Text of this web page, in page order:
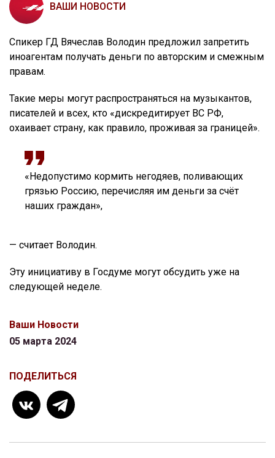
ВАШИ НОВОСТИ
Спикер ГД Вячеслав Володин предложил запретить
иноагентам получать деньги по авторским и смежным
правам.
Такие меры могут распространяться на музыкантов,
писателей и всех, кто «дискредитирует ВС РФ,
охаивает страну, как правило, проживая за границей».
«Недопустимо кормить негодяев, поливающих
грязью Россию, перечисляя им деньги за счёт
наших граждан»,
— считает Володин.
Эту инициативу в Госдуме могут обсудить уже на
следующей неделе.
Ваши Новости
05 марта 2024
ПОДЕЛИТЬСЯ